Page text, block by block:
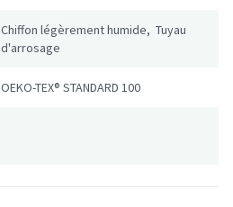
Chiffon légèrement humide, Tuyau
d'arrosage
OEKO-TEX® STANDARD 100